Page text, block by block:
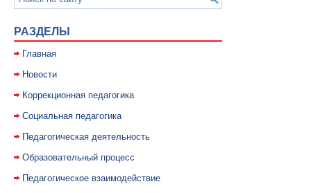
РАЗДЕЛЫ
Главная
Новости
Коррекционная педагогика
Социальная педагогика
Педагогическая деятельность
Образовательный процесс
Педагогическое взаимодействие